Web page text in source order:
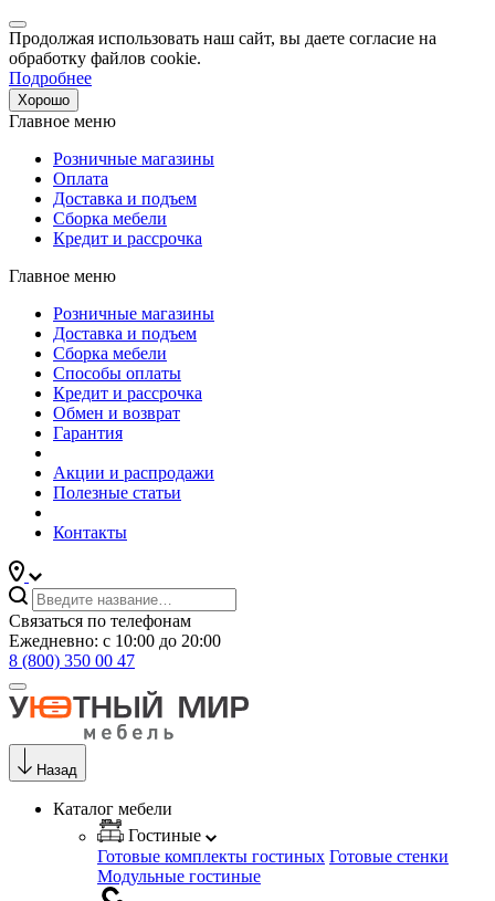
Продолжая использовать наш сайт, вы даете согласие на
обработку файлов cookie.
Подробнее
Хорошо
Главное меню
Розничные магазины
Оплата
Доставка и подъем
Сборка мебели
Кредит и рассрочка
Главное меню
Розничные магазины
Доставка и подъем
Сборка мебели
Способы оплаты
Кредит и рассрочка
Обмен и возврат
Гарантия
Акции и распродажи
Полезные статьи
Контакты
Связаться по телефонам
Ежедневно: с 10:00 до 20:00
8 (800) 350 00 47
Назад
Каталог мебели
Гостиные
Готовые комплекты гостиных Готовые стенки
Модульные гостиные